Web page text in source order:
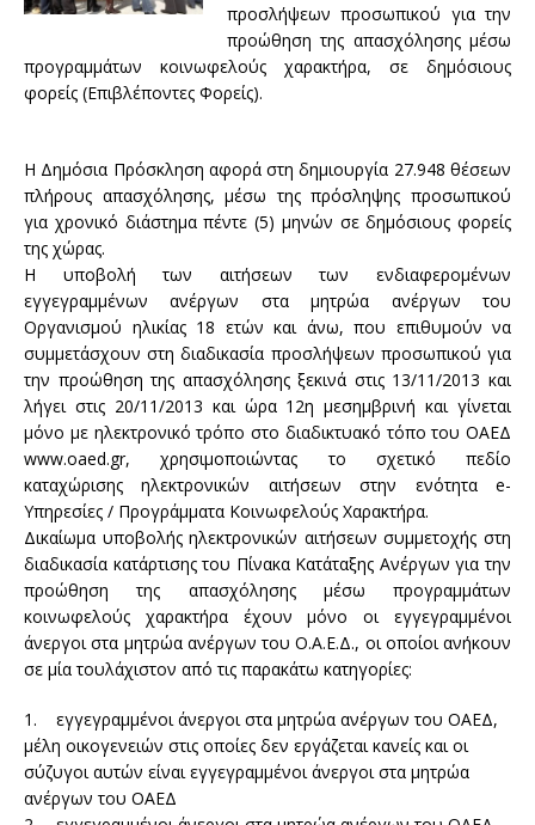
προσλήψεων προσωπικού για την
προώθηση της απασχόλησης μέσω
προγραμμάτων κοινωφελούς χαρακτήρα, σε δημόσιους
φορείς (Επιβλέποντες Φορείς).
Η Δημόσια Πρόσκληση αφορά στη δημιουργία 27.948 θέσεων
πλήρους απασχόλησης, μέσω της πρόσληψης προσωπικού
για χρονικό διάστημα πέντε (5) μηνών σε δημόσιους φορείς
της χώρας.
Η υποβολή των αιτήσεων των ενδιαφερομένων
εγγεγραμμένων ανέργων στα μητρώα ανέργων του
Οργανισμού ηλικίας 18 ετών και άνω, που επιθυμούν να
συμμετάσχουν στη διαδικασία προσλήψεων προσωπικού για
την προώθηση της απασχόλησης ξεκινά στις 13/11/2013 και
λήγει στις 20/11/2013 και ώρα 12η μεσημβρινή και γίνεται
μόνο με ηλεκτρονικό τρόπο στο διαδικτυακό τόπο του ΟΑΕΔ
www.oaed.gr, χρησιμοποιώντας το σχετικό πεδίο
καταχώρισης ηλεκτρονικών αιτήσεων στην ενότητα e-
Υπηρεσίες / Προγράμματα Κοινωφελούς Χαρακτήρα.
Δικαίωμα υποβολής ηλεκτρονικών αιτήσεων συμμετοχής στη
διαδικασία κατάρτισης του Πίνακα Κατάταξης Ανέργων για την
προώθηση της απασχόλησης μέσω προγραμμάτων
κοινωφελούς χαρακτήρα έχουν μόνο οι εγγεγραμμένοι
άνεργοι στα μητρώα ανέργων του Ο.Α.Ε.Δ., οι οποίοι ανήκουν
σε μία τουλάχιστον από τις παρακάτω κατηγορίες:
1. εγγεγραμμένοι άνεργοι στα μητρώα ανέργων του ΟΑΕΔ,
μέλη οικογενειών στις οποίες δεν εργάζεται κανείς και οι
σύζυγοι αυτών είναι εγγεγραμμένοι άνεργοι στα μητρώα
ανέργων του ΟΑΕΔ